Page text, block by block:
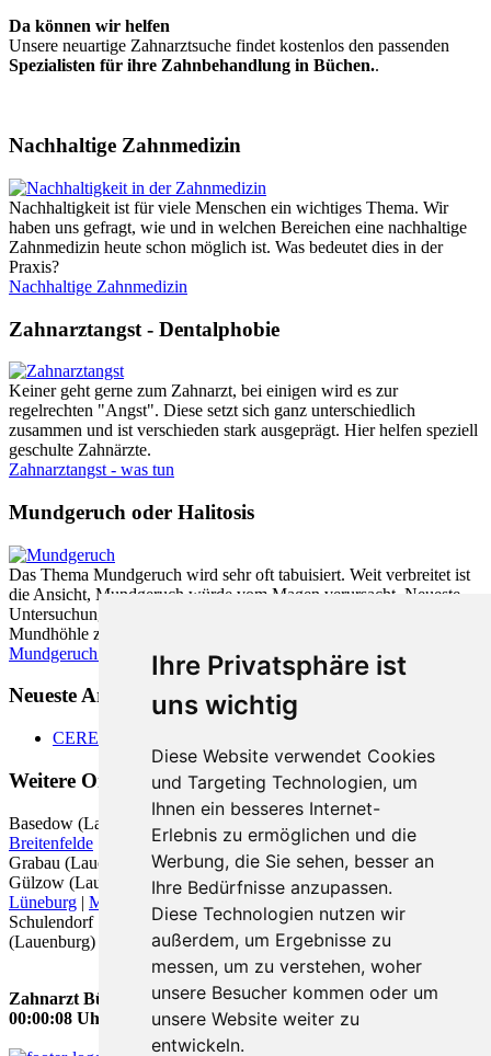
Ihre Privatsphäre ist
uns wichtig
Diese Website verwendet Cookies
und Targeting Technologien, um
Ihnen ein besseres Internet-
Erlebnis zu ermöglichen und die
Werbung, die Sie sehen, besser an
Ihre Bedürfnisse anzupassen.
Diese Technologien nutzen wir
außerdem, um Ergebnisse zu
messen, um zu verstehen, woher
unsere Besucher kommen oder um
unsere Website weiter zu
entwickeln.
Da können wir helfen
Unsere neuartige Zahnarztsuche findet kostenlos den passenden
Spezialisten für ihre Zahnbehandlung in Büchen..
Nachhaltige Zahnmedizin
Nachhaltigkeit ist für viele Menschen ein wichtiges Thema. Wir
haben uns gefragt, wie und in welchen Bereichen eine nachhaltige
Zahnmedizin heute schon möglich ist. Was bedeutet dies in der
Praxis?
Nachhaltige Zahnmedizin
Zahnarztangst - Dentalphobie
Keiner geht gerne zum Zahnarzt, bei einigen wird es zur
regelrechten "Angst". Diese setzt sich ganz unterschiedlich
zusammen und ist verschieden stark ausgeprägt. Hier helfen speziell
geschulte Zahnärzte.
Zahnarztangst - was tun
Mundgeruch oder Halitosis
Das Thema Mundgeruch wird sehr oft tabuisiert. Weit verbreitet ist
die Ansicht, Mundgeruch würde vom Magen verursacht. Neueste
Untersuchungen zeigen jedoch, dass zu fast 90% die Ursache in der
Mundhöhle zu finden ist.
Mundgeruch - was hilft
Neueste Artikel:
CEREC
Weitere Orte in der Nähe von Büchen
Basedow (Lauenburg) |
Breitenfelde
Büchen| Elmenhorst (Lauenburg) | Geesthacht
Grabau (Lauenburg) | Gresse | Greven (Mecklenburg) |Gudow
Gülzow (Lauenburg) |Hohnstorf (Elbe) |Lauenburg (Elbe)
Lüneburg | Marschacht Scharnebeck
Schulendorf | Schwanheide |Schwarzenbek|Tespe| Tramm
(Lauenburg) | Woltersdorf (Lauenburg) |Zarrentin am Schaalsee
Zahnarzt Büchen wurde zuletzt am 08. August 2026 um
00:00:08 Uhr aktualisiert.